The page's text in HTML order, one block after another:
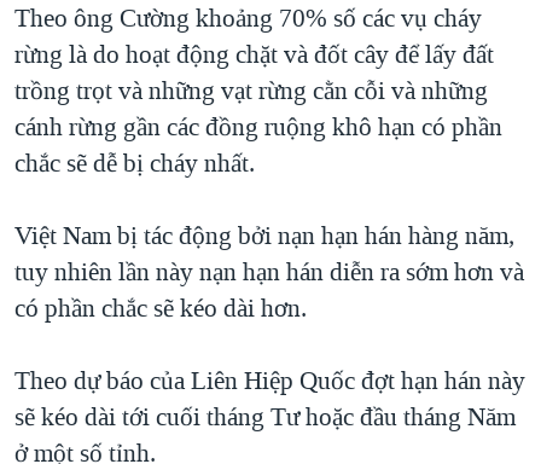
Theo ông Cường khoảng 70% số các vụ cháy
rừng là do hoạt động chặt và đốt cây để lấy đất
trồng trọt và những vạt rừng cằn cỗi và những
cánh rừng gần các đồng ruộng khô hạn có phần
chắc sẽ dễ bị cháy nhất.
Việt Nam bị tác động bởi nạn hạn hán hàng năm,
tuy nhiên lần này nạn hạn hán diễn ra sớm hơn và
có phần chắc sẽ kéo dài hơn.
Theo dự báo của Liên Hiệp Quốc đợt hạn hán này
sẽ kéo dài tới cuối tháng Tư hoặc đầu tháng Năm
ở một số tỉnh.